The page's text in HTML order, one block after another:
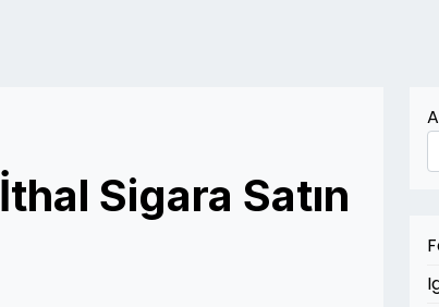
Sigara Satın